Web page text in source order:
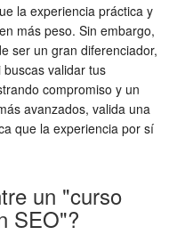
la experiencia práctica y
más peso. Sin embargo,
ser un gran diferenciador,
validar tus
compromiso y un
avanzados, valida una
que la experiencia por sí
un "curso
SEO"?